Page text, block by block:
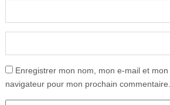
Enregistrer mon nom, mon e-mail et
navigateur pour mon prochain commentaire.